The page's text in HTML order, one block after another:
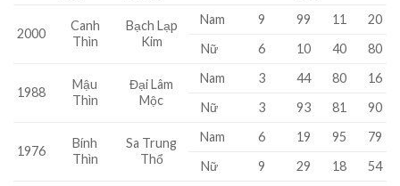
2000
Canh
Thìn
Bạch Lạp
Kim
Nam 9 99 11
20
Nữ
6 10 40 80
1988
Mậu
Thìn
Đại Lâm
Mộc
Nam 3 44 80
16
Nữ
3 93 81 90
1976
Bính
Thìn
Sa Trung
Thổ
Nam 6 19 95
79
Nữ
9 29 18 54